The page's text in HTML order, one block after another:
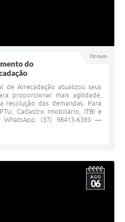
Ontem
do
de Arrecadação atualizou seus
proporcionar mais agilidade,
resolução das demandas. Para
Cadastro Imobiliário, ITBI e
WhatsApp: (37) 98413-6393 —
AGO
06